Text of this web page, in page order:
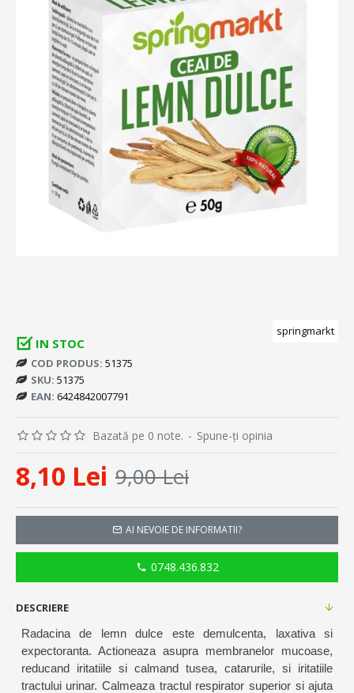
IN STOC
COD PRODUS: 51375
SKU: 51375
EAN: 6424842007791
springmarkt
Bazată pe 0 note. - Spune-ţi opinia
8,10 Lei 9,00 Lei
AI NEVOIE DE INFORMATII?
0748.436.832
DESCRIERE
Radacina de lemn dulce este demulcenta, laxativa si
expectoranta. Actioneaza asupra membranelor mucoase,
reducand iritatiile si calmand tusea, catarurile, si iritatiile
tractului urinar. Calmeaza tractul respirator superior si ajuta